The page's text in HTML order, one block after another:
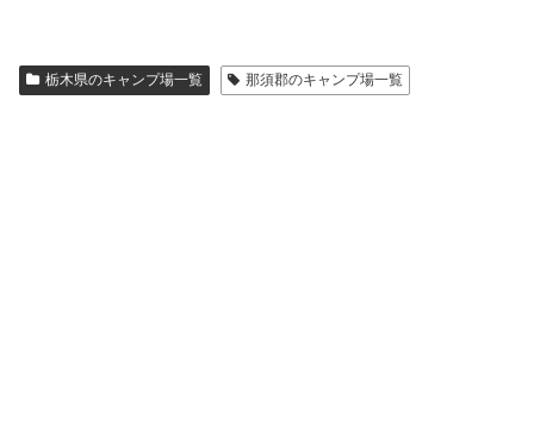
栃木県のキャンプ場一覧 那須郡のキャンプ場一覧